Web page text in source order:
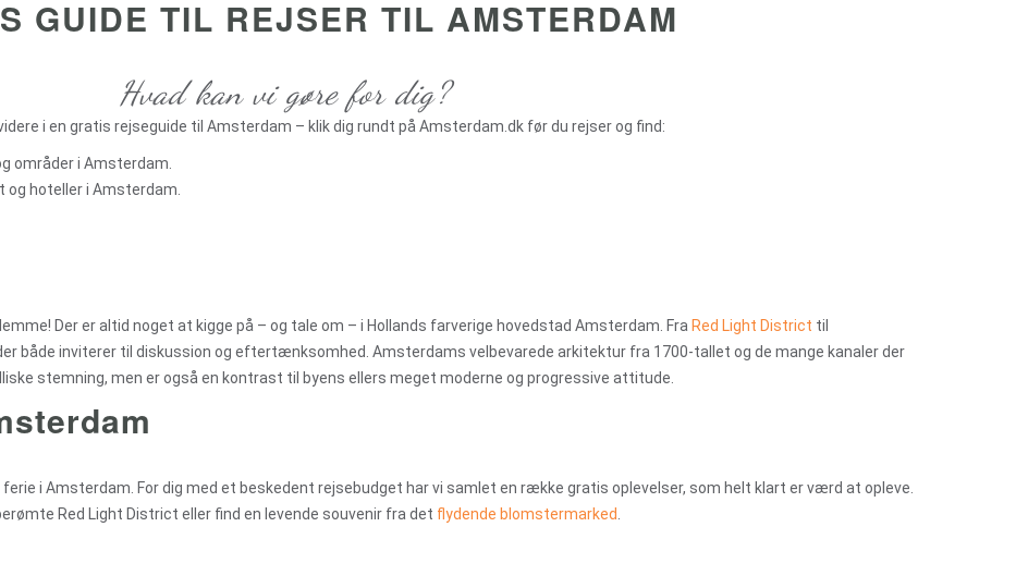
GUIDE TIL REJSER TIL AMSTERDAM
Hvad kan vi gøre for dig?
i en gratis rejseguide til Amsterdam – klik dig rundt på Amsterdam.dk før du rejser og find:
områder i Amsterdam.
hoteller i Amsterdam.
Der er altid noget at kigge på – og tale om – i Hollands farverige hovedstad Amsterdam. Fra Red Light District til
både inviterer til diskussion og eftertænksomhed. Amsterdams velbevarede arkitektur fra 1700-tallet og de mange kanaler der
stemning, men er også en kontrast til byens ellers meget moderne og progressive attitude.
i Amsterdam. For dig med et beskedent rejsebudget har vi samlet en række gratis oplevelser, som helt klart er værd at opleve.
Red Light District eller find en levende souvenir fra det flydende blomstermarked